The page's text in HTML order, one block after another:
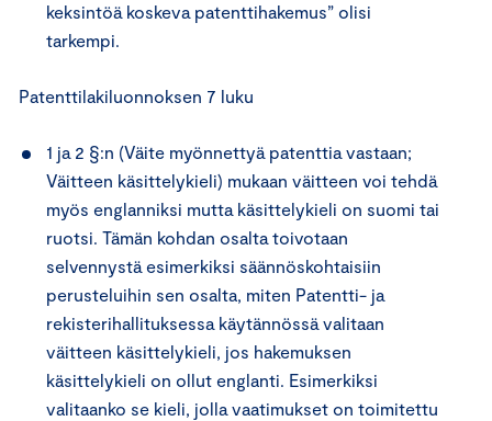
keksintöä koskeva patenttihakemus” olisi
tarkempi.
Patenttilakiluonnoksen 7 luku
1 ja 2 §:n (Väite myönnettyä patenttia vastaan;
Väitteen käsittelykieli) mukaan väitteen voi tehdä
myös englanniksi mutta käsittelykieli on suomi tai
ruotsi. Tämän kohdan osalta toivotaan
selvennystä esimerkiksi säännöskohtaisiin
perusteluihin sen osalta, miten Patentti- ja
rekisterihallituksessa käytännössä valitaan
väitteen käsittelykieli, jos hakemuksen
käsittelykieli on ollut englanti. Esimerkiksi
valitaanko se kieli, jolla vaatimukset on toimitettu